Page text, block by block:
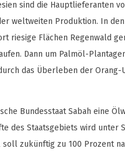
sind die Hauptlieferanten
weltweiten Produktion. In
riesige Flächen Regenwald
Dann um Palmöl-
das Überleben der Orang-
Bundesstaat Sabah eine
des Staatsgebiets wird unter
zukünftig zu 100 Prozent